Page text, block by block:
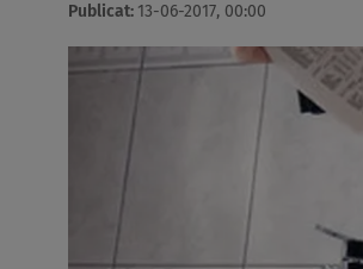
Publicat: 13-06-2017, 00:00